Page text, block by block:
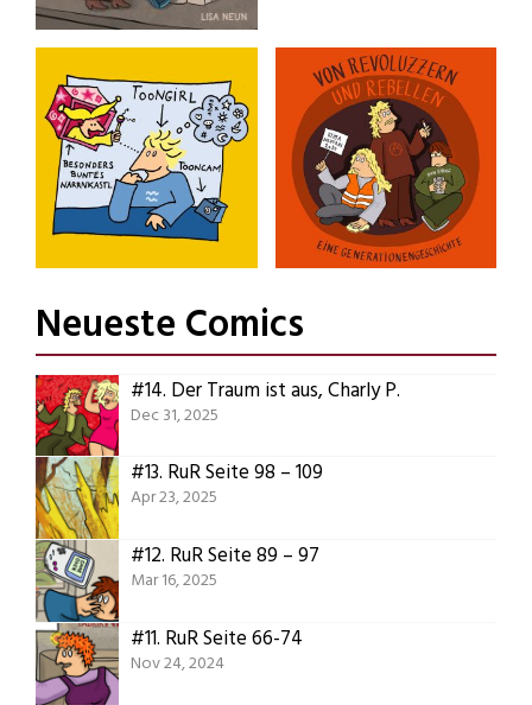
Der Traum ist aus,
Charly P.
Die Geschichte eines
Pseudorevoluzzers.
Rote Karten
Rote Karten für alles, was
uns so nervt.
Alltägliche Dinge,
autobiographische
Begebenheiten und
Eine
Generationengeschichte
Neueste Comics
#14. Der Traum ist aus, Charly P.
Dec 31, 2025
#13. RuR Seite 98 – 109
Apr 23, 2025
#12. RuR Seite 89 – 97
Mar 16, 2025
#11. RuR Seite 66-74
Nov 24, 2024